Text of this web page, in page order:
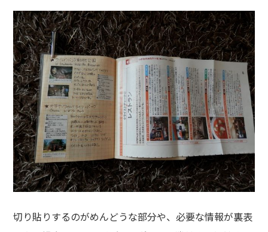
切り貼りするのがめんどうな部分や、必要な情報が裏表